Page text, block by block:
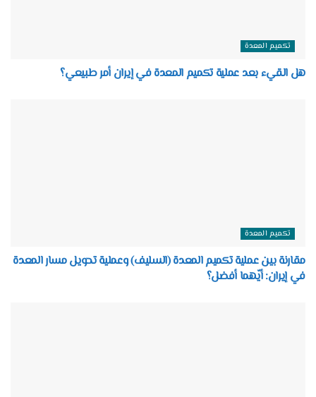
تكميم المعدة
هل القيء بعد عملية تكميم المعدة في إيران أمر طبيعي؟
تكميم المعدة
مقارنة بين عملية تكميم المعدة (السليف) وعملية تحويل مسار المعدة
في إيران: أيّهما أفضل؟